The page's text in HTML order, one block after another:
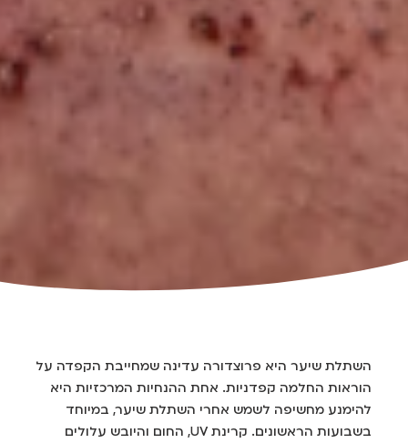
השתלת שיער היא פרוצדורה עדינה שמחייבת הקפדה על
הוראות החלמה קפדניות. אחת ההנחיות המרכזיות היא
להימנע מחשיפה לשמש אחרי השתלת שיער, במיוחד
בשבועות הראשונים. קרינת UV, החום והיובש עלולים